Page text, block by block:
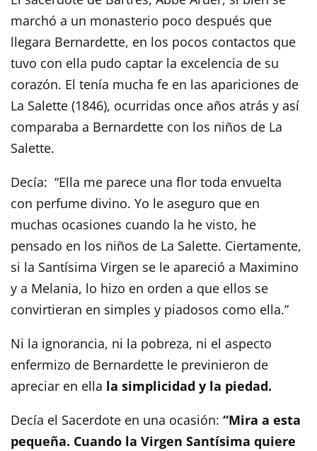
marchó a un monasterio poco después que
llegara Bernardette, en los pocos contactos que
tuvo con ella pudo captar la excelencia de su
corazón. El tenía mucha fe en las apariciones de
La Salette (1846), ocurridas once años atrás y así
comparaba a Bernardette con los niños de La
Salette.
Decía: “Ella me parece una flor toda envuelta
con perfume divino. Yo le aseguro que en
muchas ocasiones cuando la he visto, he
pensado en los niños de La Salette. Ciertamente,
si la Santísima Virgen se le apareció a Maximino
y a Melania, lo hizo en orden a que ellos se
convirtieran en simples y piadosos como ella.”
Ni la ignorancia, ni la pobreza, ni el aspecto
enfermizo de Bernardette le previnieron de
apreciar en ella la simplicidad y la piedad.
Decía el Sacerdote en una ocasión: “Mira a esta
pequeña. Cuando la Virgen Santísima quiere